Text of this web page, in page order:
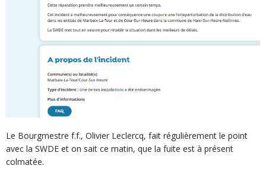
Le Bourgmestre f.f., Olivier Leclercq, fait régulièrement le point
avec la SWDE et on sait ce matin, que la fuite est à présent
colmatée.